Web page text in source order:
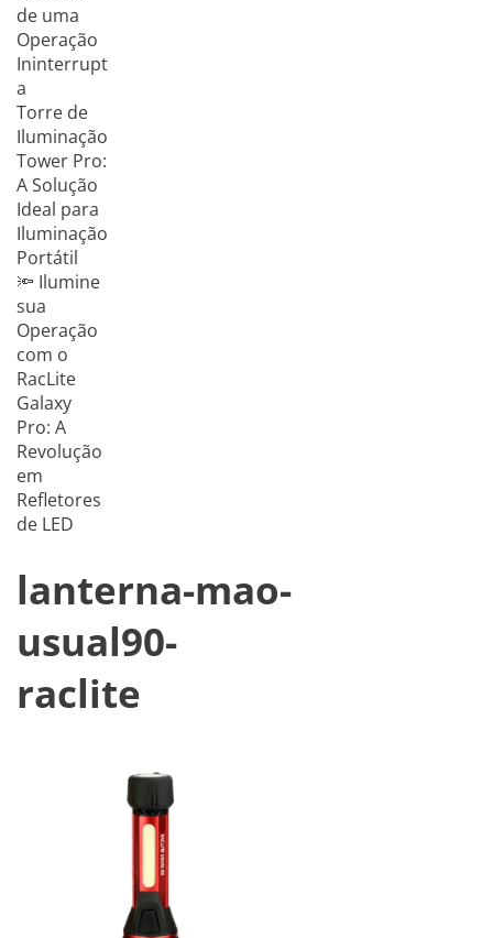
de uma
Operação
Ininterrupt
a
Torre de
Iluminação
Tower Pro:
A Solução
Ideal para
Iluminação
Portátil
🔦 Ilumine
sua
Operação
com o
RacLite
Galaxy
Pro: A
Revolução
em
Refletores
de LED
lanterna-mao-
usual90-
raclite